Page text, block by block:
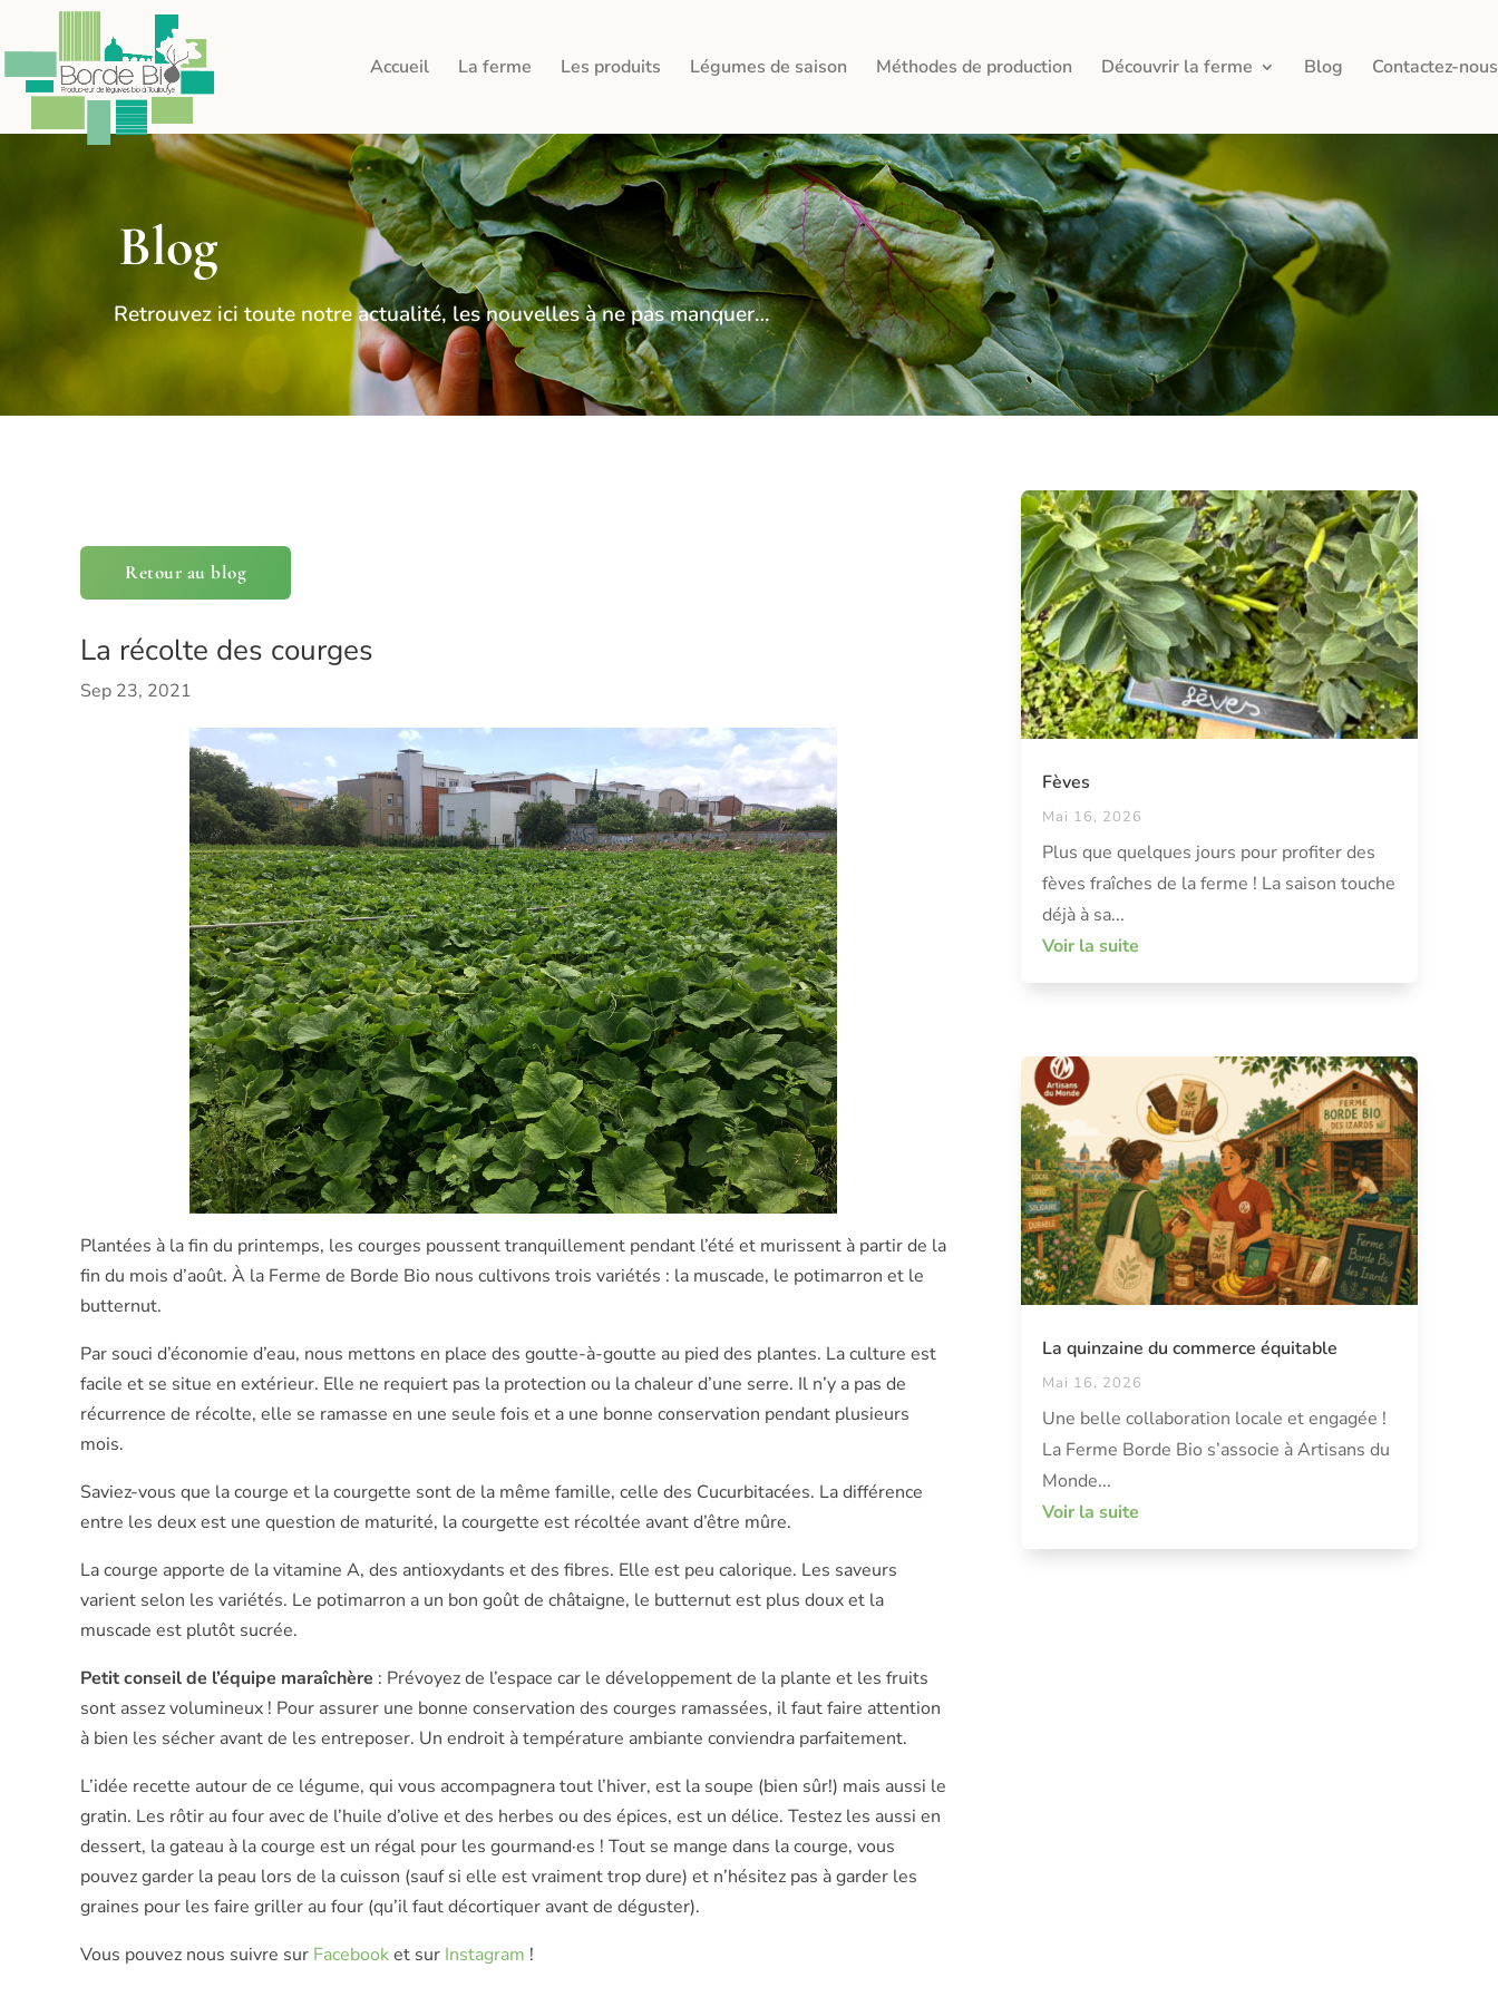
Accueil La ferme Les produits Légumes de saison Méthodes de production Découvrir la ferme Blog Contactez-nous
Blog
Retrouvez ici toute notre actualité, les nouvelles à ne pas manquer…
Retour au blog
La récolte des courges
Sep 23, 2021
Plantées à la fin du printemps, les courges poussent tranquillement pendant l’été et murissent à partir de la
fin du mois d’août. À la Ferme de Borde Bio nous cultivons trois variétés : la muscade, le potimarron et le
butternut.
Par souci d’économie d’eau, nous mettons en place des goutte-à-goutte au pied des plantes. La culture est
facile et se situe en extérieur. Elle ne requiert pas la protection ou la chaleur d’une serre. Il n’y a pas de
récurrence de récolte, elle se ramasse en une seule fois et a une bonne conservation pendant plusieurs
mois.
Saviez-vous que la courge et la courgette sont de la même famille, celle des Cucurbitacées. La différence
entre les deux est une question de maturité, la courgette est récoltée avant d’être mûre.
La courge apporte de la vitamine A, des antioxydants et des fibres. Elle est peu calorique. Les saveurs
varient selon les variétés. Le potimarron a un bon goût de châtaigne, le butternut est plus doux et la
muscade est plutôt sucrée.
Petit conseil de l’équipe maraîchère : Prévoyez de l’espace car le développement de la plante et les fruits
sont assez volumineux ! Pour assurer une bonne conservation des courges ramassées, il faut faire attention
à bien les sécher avant de les entreposer. Un endroit à température ambiante conviendra parfaitement.
L’idée recette autour de ce légume, qui vous accompagnera tout l’hiver, est la soupe (bien sûr!) mais aussi le
gratin. Les rôtir au four avec de l’huile d’olive et des herbes ou des épices, est un délice. Testez les aussi en
dessert, la gateau à la courge est un régal pour les gourmand·es ! Tout se mange dans la courge, vous
pouvez garder la peau lors de la cuisson (sauf si elle est vraiment trop dure) et n’hésitez pas à garder les
graines pour les faire griller au four (qu’il faut décortiquer avant de déguster).
Vous pouvez nous suivre sur Facebooket sur Instagram !
Fèves
Mai 16, 2026
Plus que quelques jours pour profiter des
fèves fraîches de la ferme ! La saison touche
déjà à sa...
Voir la suite
La quinzaine du commerce équitable
Mai 16, 2026
Une belle collaboration locale et engagée !
La Ferme Borde Bio s’associe à Artisans du
Monde...
Voir la suite